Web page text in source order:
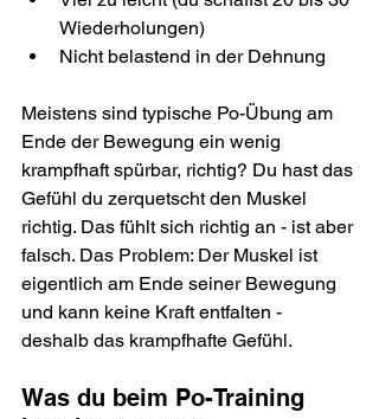
Wiederholungen)
Nicht belastend in der Dehnung
Meistens sind typische Po-Übung am
Ende der Bewegung ein wenig
krampfhaft spürbar, richtig? Du hast das
Gefühl du zerquetscht den Muskel
richtig. Das fühlt sich richtig an - ist aber
falsch. Das Problem: Der Muskel ist
eigentlich am Ende seiner Bewegung
und kann keine Kraft entfalten -
deshalb das krampfhafte Gefühl.
Was du beim Po-Training